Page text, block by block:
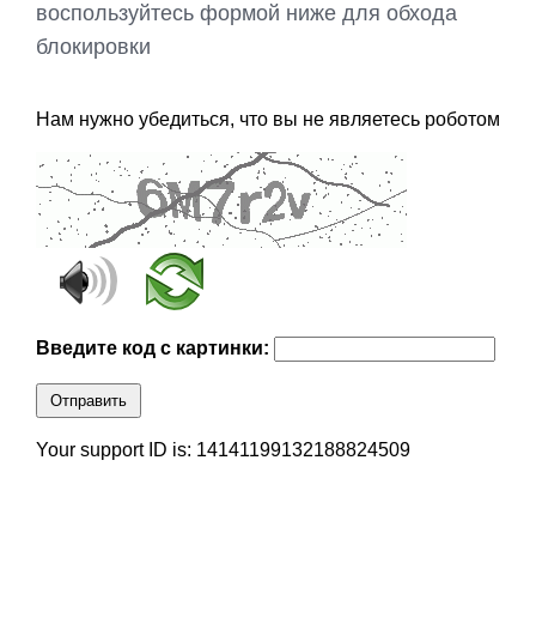
воспользуйтесь формой ниже для обхода
блокировки
Нам нужно убедиться, что вы не являетесь роботом
Введите код с картинки:
Отправить
Your support ID is: 14141199132188824509